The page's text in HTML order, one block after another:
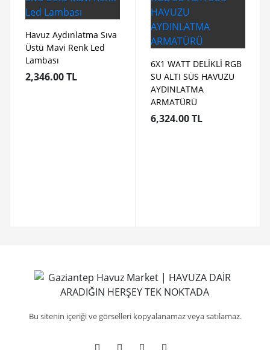
Havuz Aydınlatma Sıva
Üstü Mavi Renk Led
Lambası
2,346.00 TL
6X1 WATT DELİKLİ RGB
SU ALTI SÜS HAVUZU
AYDINLATMA
ARMATÜRÜ
6,324.00 TL
Bu sitenin içeriği ve görselleri kopyalanamaz veya satılamaz.